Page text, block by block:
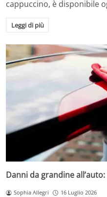
cappuccino, è disponibile
Leggi di più
Danni da grandine
Sophia Allegri 16 Luglio 2026